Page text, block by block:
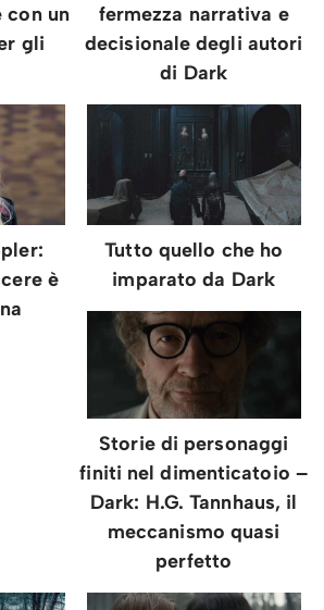
con un
gli
fermezza narrativa e
decisionale degli autori
di Dark
è
Tutto quello che ho
imparato da Dark
Storie di personaggi
finiti nel dimenticatoio –
Dark: H.G. Tannhaus, il
meccanismo quasi
perfetto